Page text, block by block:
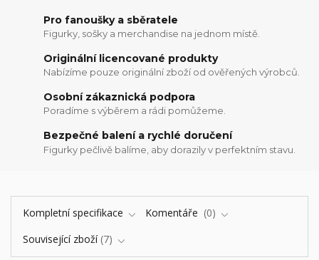
Pro fanoušky a sběratele
Figurky, sošky a merchandise na jednom místě.
Originální licencované produkty
Nabízíme pouze originální zboží od ověřených výrobců.
Osobní zákaznická podpora
Poradíme s výběrem a rádi pomůžeme.
Bezpečné balení a rychlé doručení
Figurky pečlivě balíme, aby dorazily v perfektním stavu.
Kompletní specifikace Komentáře
0
Související zboží 7